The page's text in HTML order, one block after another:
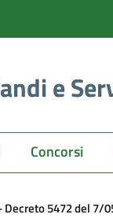
e
Concorsi
Decreto 5472 del